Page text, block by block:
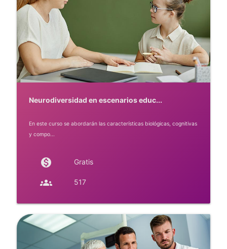
Neurodiversidad en escenarios educ...
En este curso se abordarán las características biológicas, cognitivas
y compo...
monetization_on Gratis
groups 517